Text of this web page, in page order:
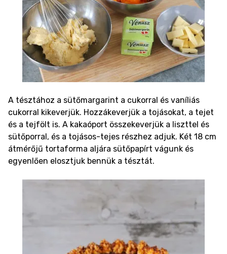
A tésztához a sütőmargarint a cukorral és vaníliás
cukorral kikeverjük. Hozzákeverjük a tojásokat, a tejet
és a tejfölt is. A kakaóport összekeverjük a liszttel és
sütőporral, és a tojásos-tejes részhez adjuk. Két 18 cm
átmérőjű tortaforma aljára sütőpapírt vágunk és
egyenlően elosztjuk bennük a tésztát.